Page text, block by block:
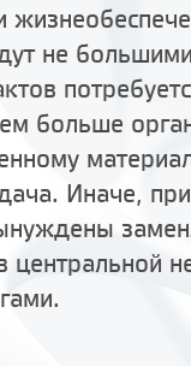
не
больше
Иначе,